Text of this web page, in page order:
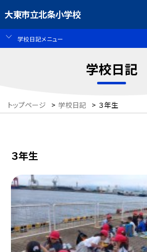
大東市立北条小学校
学校日記メニュー
学校日記
トップページ > 学校日記 > ３年生
３年生